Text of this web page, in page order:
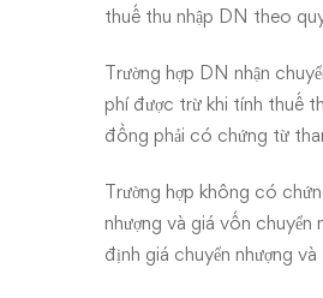
thuế thu nhập DN theo
Trường hợp DN nhận
phí được trừ khi tính thuế
đồng phải có chứng từ
Trường hợp không có
nhượng và giá vốn chuyển
định giá chuyển nhượng